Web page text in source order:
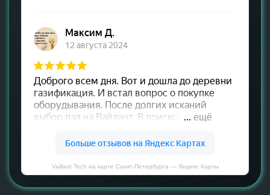
Vaillant Tech на карте Санкт‑Петербурга — Яндекс Карты